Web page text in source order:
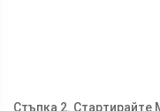
Стъпка 2. Стартирайте